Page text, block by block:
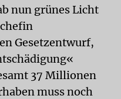
nun grünes Licht
Gesetzentwurf,
37 Millionen
muss noch